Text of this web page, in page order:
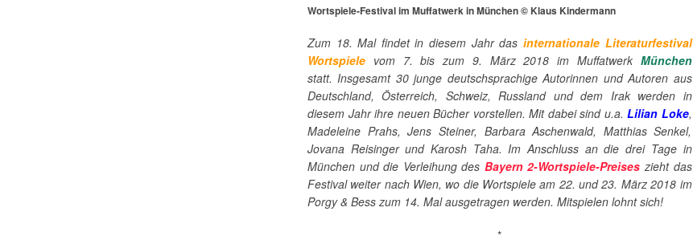
Wortspiele-Festival im Muffatwerk in München © Klaus Kindermann
Zum 18. Mal findet in diesem Jahr das internationale Literaturfestival
Wortspiele vom 7. bis zum 9. März 2018 im Muffatwerk München
statt. Insgesamt 30 junge deutschsprachige Autorinnen und Autoren aus
Deutschland, Österreich, Schweiz, Russland und dem Irak werden in
diesem Jahr ihre neuen Bücher vorstellen. Mit dabei sind u.a. Lilian Loke,
Madeleine Prahs, Jens Steiner, Barbara Aschenwald, Matthias Senkel,
Jovana Reisinger und Karosh Taha. Im Anschluss an die drei Tage in
München und die Verleihung des Bayern 2-Wortspiele-Preises zieht das
Festival weiter nach Wien, wo die Wortspiele am 22. und 23. März 2018 im
Porgy & Bess zum 14. Mal ausgetragen werden. Mitspielen lohnt sich!
*